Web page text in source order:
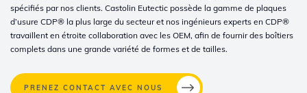
spécifiés par nos clients. Castolin Eutectic possède la gamme de plaques
d’usure CDP® la plus large du secteur et nos ingénieurs experts en CDP®
travaillent en étroite collaboration avec les OEM, afin de fournir des boîtiers
complets dans une grande variété de formes et de tailles.
PRENEZ CONTACT AVEC NOUS